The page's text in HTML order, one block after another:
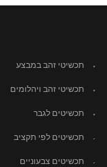
תכשיטי זהב במבצע
תכשיטי זהב ויהלומים
תכשיטים לגבר
תכשיטים לפי תקציב
תכשיטים צבעוניים